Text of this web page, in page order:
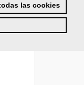
las cookies
- 1